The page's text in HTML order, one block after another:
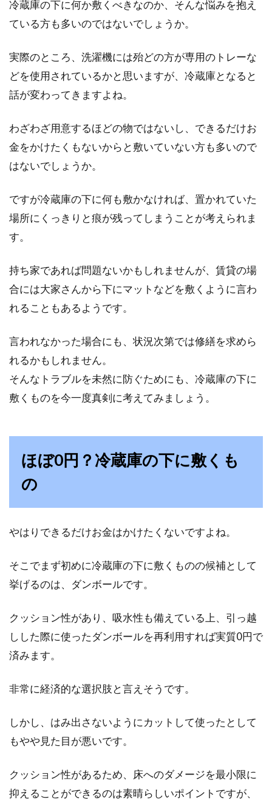
蛍光灯が点滅する！ledに変えるとき
に気を付けるべき事
蛍光灯が点滅していると、とても気になります
ね。早く取り換えたくなりますが、「これを機
新しくお部屋を探すとき、キッチンやバスルー
一気におしゃれ空間！トイレインテ
トイ...
コンクリート壁もネジで固定してお
しゃれな部屋作り！
1DKの暮らし！ダイニングキッチン
のレイアウトはどうする？
1DKのお部屋には、メインルームとダイニング
キッチンがありますが、部屋数が少ないことか
お布団？発火理由を解析
ね。その火事の理由の1/3がコンセントでの発
火という...
冷蔵庫の下に何か敷くべきなのか、そんな悩みを抱え
ている方も多いのではないでしょうか。
実際のところ、洗濯機には殆どの方が専用のトレーな
どを使用されているかと思いますが、冷蔵庫となると
話が変わってきますよね。
わざわざ用意するほどの物ではないし、できるだけお
金をかけたくもないからと敷いていない方も多いので
はないでしょうか。
ですが冷蔵庫の下に何も敷かなければ、置かれていた
場所にくっきりと痕が残ってしまうことが考えられま
す。
持ち家であれば問題ないかもしれませんが、賃貸の場
合には大家さんから下にマットなどを敷くように言わ
れることもあるようです。
言われなかった場合にも、状況次第では修繕を求めら
れるかもしれません。
そんなトラブルを未然に防ぐためにも、冷蔵庫の下に
敷くものを今一度真剣に考えてみましょう。
ほぼ0円？冷蔵庫の下に敷くも
の
やはりできるだけお金はかけたくないですよね。
そこでまず初めに冷蔵庫の下に敷くものの候補として
挙げるのは、ダンボールです。
クッション性があり、吸水性も備えている上、引っ越
しした際に使ったダンボールを再利用すれば実質0円で
済みます。
非常に経済的な選択肢と言えそうです。
しかし、はみ出さないようにカットして使ったとして
もやや見た目が悪いです。
クッション性があるため、床へのダメージを最小限に
抑えることができるのは素晴らしいポイントですが、